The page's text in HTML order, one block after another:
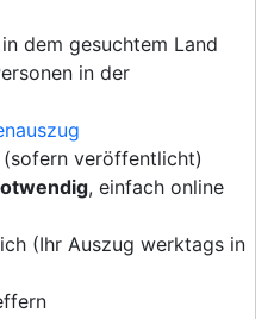
dem gesuchtem Land
in der
(sofern veröffentlicht)
, einfach online
(Ihr Auszug werktags in